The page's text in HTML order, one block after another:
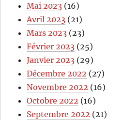
Mai 2023 (16)
Avril 2023 (21)
Mars 2023 (23)
Février 2023 (25)
Janvier 2023 (29)
Décembre 2022 (27)
Novembre 2022 (16)
Octobre 2022 (16)
Septembre 2022 (21)